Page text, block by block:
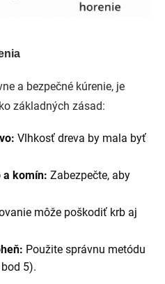
a bezpečné kúrenie, je
základných zásad:
Vlhkosť dreva by mala byť
a komín: Zabezpečte, aby
môže poškodiť krb aj
Použite správnu metódu
5).